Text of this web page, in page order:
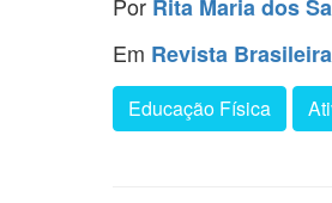
Rita Maria dos
Em Revista
Educação Física